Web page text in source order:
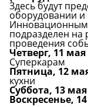
Здесь будут
оборудовании и
Инновационным
подразделен на
проведения
Четверг, 11 мая
Суперкарам
Пятница, 12
кухни
Суббота, 13 мая
Воскресенье,